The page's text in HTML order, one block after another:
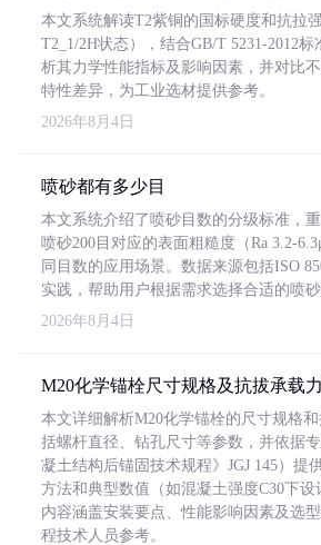
本文系统解读T2紫铜的国标硬度和抗拉
T2_1/2H状态），结合GB/T 5231-2012
析其力学性能指标及影响因素，并对比
特性差异，为工业选材提供参考。
2026年8月4日
喷砂都有多少目
本文系统介绍了喷砂目数的分级标准，
喷砂200目对应的表面粗糙度（Ra 3.2-
同目数的应用场景。数据来源包括ISO
实践，帮助用户根据需求选择合适的喷砂
2026年8月4日
M20化学锚栓尺寸规格及抗拔承载
本文详细解析M20化学锚栓的尺寸规格
括螺杆直径、钻孔尺寸等参数，并依据
凝土结构后锚固技术规程》JGJ 145）提
方法和典型数值（如混凝土强度C30下设
内容涵盖安装要点、性能影响因素及选
程技术人员参考。